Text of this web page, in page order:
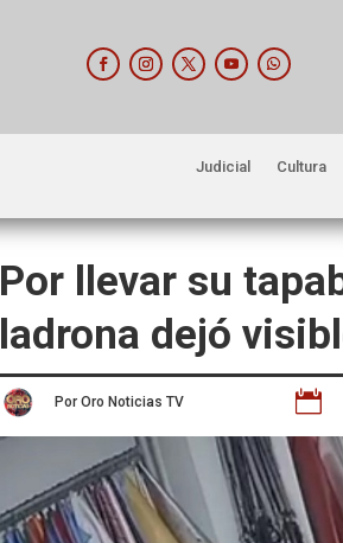
Judicial Cultura
Por llevar su
ladrona dejó
Por Oro Noticias TV 